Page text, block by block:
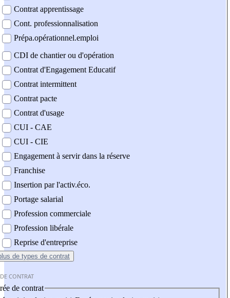
Contrat apprentissage
Cont. professionnalisation
Prépa.opérationnel.emploi
CDI de chantier ou d'opération
Contrat d'Engagement Educatif
Contrat intermittent
Contrat pacte
Contrat d'usage
CUI - CAE
CUI - CIE
Engagement à servir dans la réserve
Franchise
Insertion par l'activ.éco.
Portage salarial
Profession commerciale
Profession libérale
Reprise d'entreprise
de types de contrat
CONTRAT
de contrat